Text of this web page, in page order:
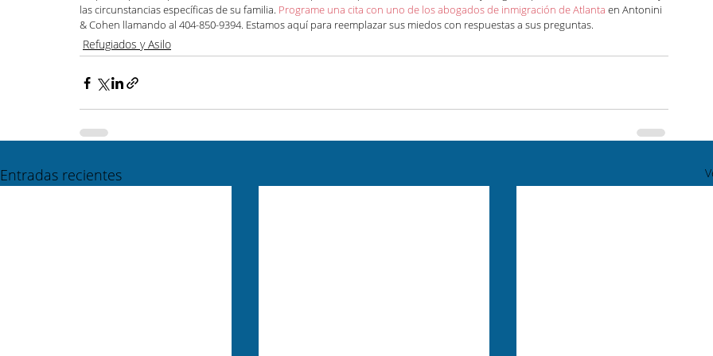
las circunstancias específicas de su familia. Programe una cita con uno de los abogados de inmigración de Atlanta en Antonini
& Cohen llamando al 404-850-9394. Estamos aquí para reemplazar sus miedos con respuestas a sus preguntas.
Refugiados y Asilo
Entradas recientes